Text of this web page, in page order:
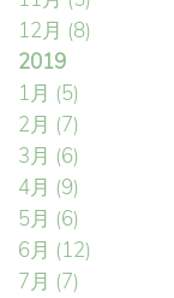
12月 (8)
2019
1月 (5)
2月 (7)
3月 (6)
4月 (9)
5月 (6)
6月 (12)
7月 (7)